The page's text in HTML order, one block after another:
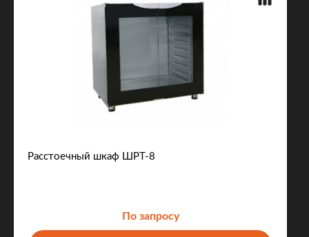
Расстоечный шкаф ШРТ-8
По запросу